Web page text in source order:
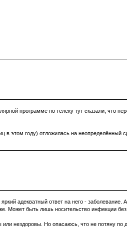
программе по телеку тут сказали, что
в этом году) отложилась на
адекватный ответ на него -
Может быть лишь носительство инфекции
нездоровы. Но опасаюсь, что не потяну по